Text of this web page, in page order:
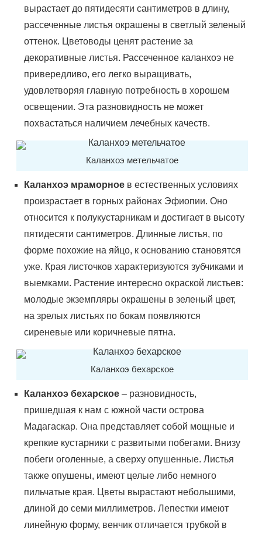
вырастает до пятидесяти сантиметров в длину,
рассеченные листья окрашены в светлый зеленый
оттенок. Цветоводы ценят растение за
декоративные листья. Рассеченное каланхоэ не
привередливо, его легко выращивать,
удовлетворяя главную потребность в хорошем
освещении. Эта разновидность не может
похвастаться наличием лечебных качеств.
Каланхоэ метельчатое
Каланхоэ мраморное в естественных условиях
произрастает в горных районах Эфиопии. Оно
относится к полукустарникам и достигает в высоту
пятидесяти сантиметров. Длинные листья, по
форме похожие на яйцо, к основанию становятся
уже. Края листочков характеризуются зубчиками и
выемками. Растение интересно окраской листьев:
молодые экземпляры окрашены в зеленый цвет,
на зрелых листьях по бокам появляются
сиреневые или коричневые пятна.
Каланхоэ бехарское
Каланхоэ бехарское – разновидность,
пришедшая к нам с южной части острова
Мадагаскар. Она представляет собой мощные и
крепкие кустарники с развитыми побегами. Внизу
побеги оголенные, а сверху опушенные. Листья
также опушены, имеют целые либо немного
пильчатые края. Цветы вырастают небольшими,
длиной до семи миллиметров. Лепестки имеют
линейную форму, венчик отличается трубкой в